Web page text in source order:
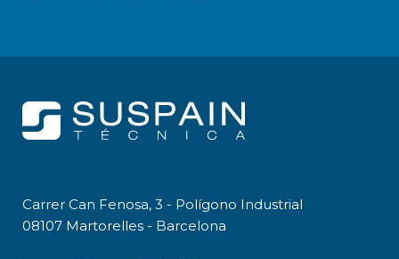
Carrer Can Fenosa, 3 - Polígono Industrial
08107 Martorelles - Barcelona